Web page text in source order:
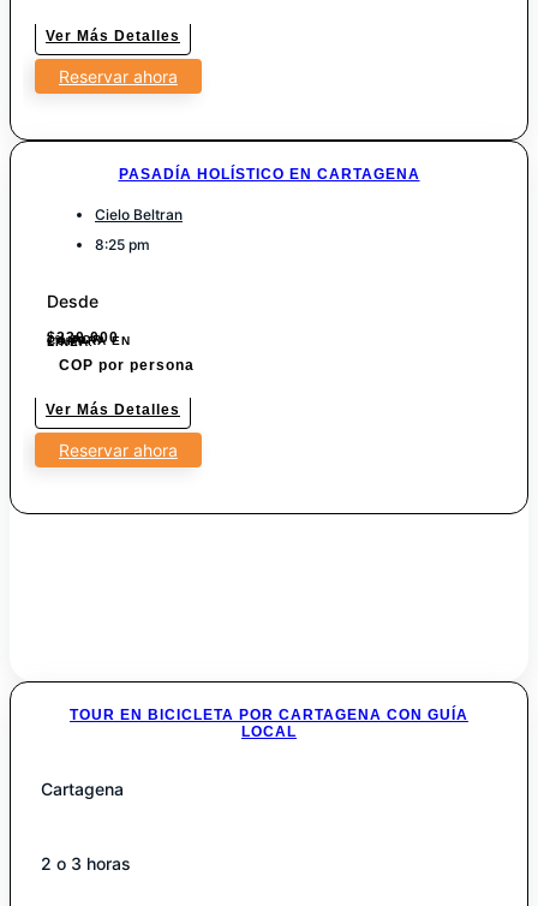
Ver Más Detalles
Reservar ahora
PASADÍA HOLÍSTICO EN CARTAGENA
Cielo Beltran
8:25 pm
Desde
$230.000
7% POR COMPRA EN LINEA.
COP por persona
Ver Más Detalles
Reservar ahora
TOUR EN BICICLETA POR CARTAGENA CON GUÍA
LOCAL
Cartagena
2 o 3 horas